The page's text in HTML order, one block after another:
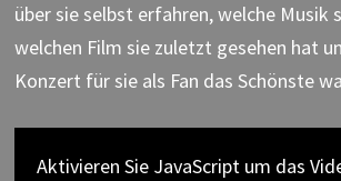
über sie selbst erfahren, welche Musik
welchen Film sie zuletzt gesehen hat
Konzert für sie als Fan das Schönste
Aktivieren Sie JavaScript um das